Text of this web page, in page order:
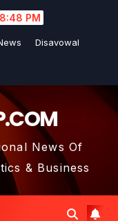
PM
Disavowal
News Of
& Business